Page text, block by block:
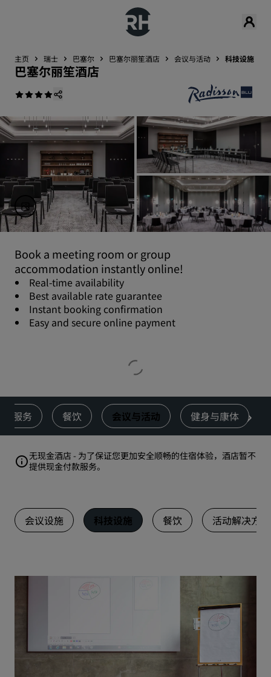
主页 瑞士 巴塞尔 巴塞尔丽笙酒店 会议与活动 科技设施
巴塞尔丽笙酒店
Book a meeting room or group
accommodation instantly online!
Real-time availability
Best available rate guarantee
Instant booking confirmation
Easy and secure online payment
服务 餐饮 会议与活动 健身与康体
无现金酒店 - 为了保证您更加安全顺畅的住宿体验，酒店暂不
提供现金付款服务。
会议设施 科技设施 餐饮 活动解决方案